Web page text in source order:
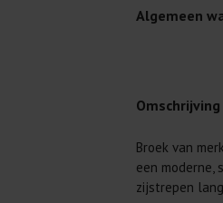
Algemeen
Je wilt
Daarom
Omschrijving
Broek van
een
zijstrepen